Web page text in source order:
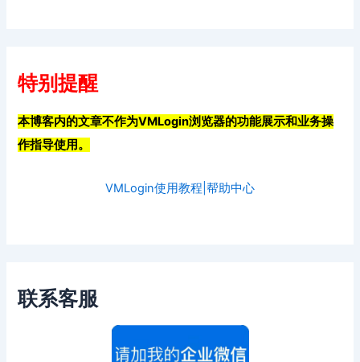
特别提醒
本博客内的文章不作为VMLogin浏览器的功能展示和业务操
作指导使用。
VMLogin使用教程|帮助中心
联系客服